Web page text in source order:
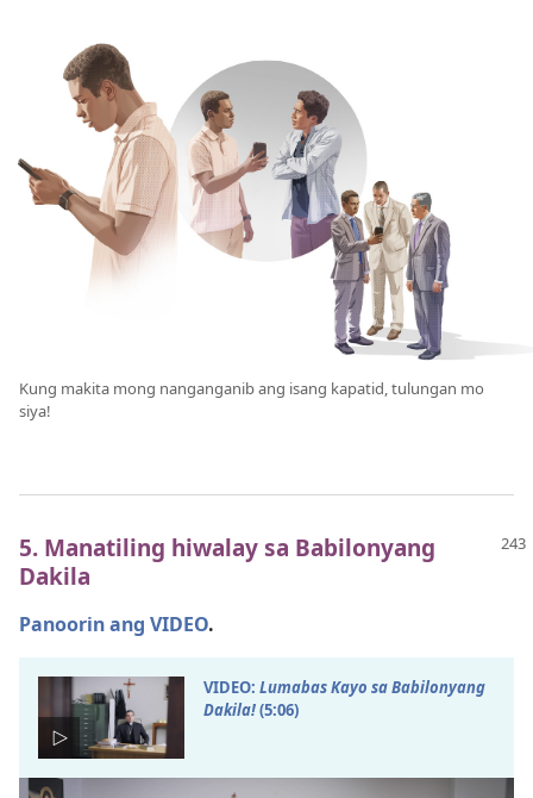
Kung makita mong nanganganib ang isang kapatid, tulungan mo
siya!
5. Manatiling hiwalay sa Babilonyang
Dakila
Panoorin ang VIDEO.
VIDEO: Lumabas Kayo sa Babilonyang
Dakila!(5:​06)